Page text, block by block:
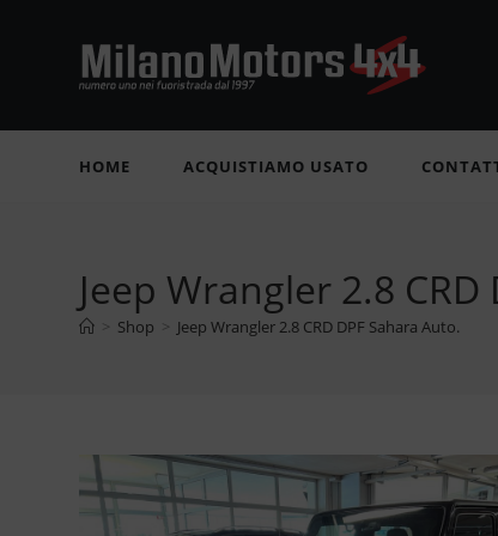
HOME ACQUISTIAMO USATO
Jeep Wrangler 2.8
> Shop > Jeep Wrangler 2.8 CRD DPF Sahara Auto.